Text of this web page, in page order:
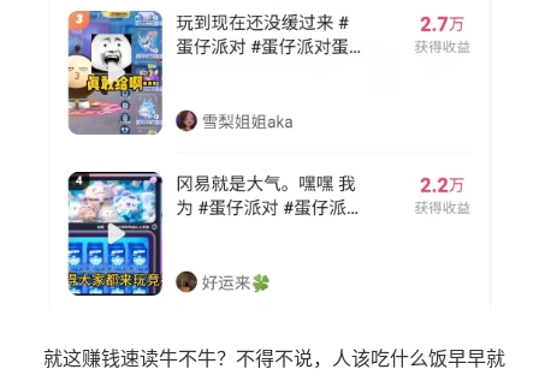
就这赚钱速读牛不牛？不得不说，人该吃什么饭早早就